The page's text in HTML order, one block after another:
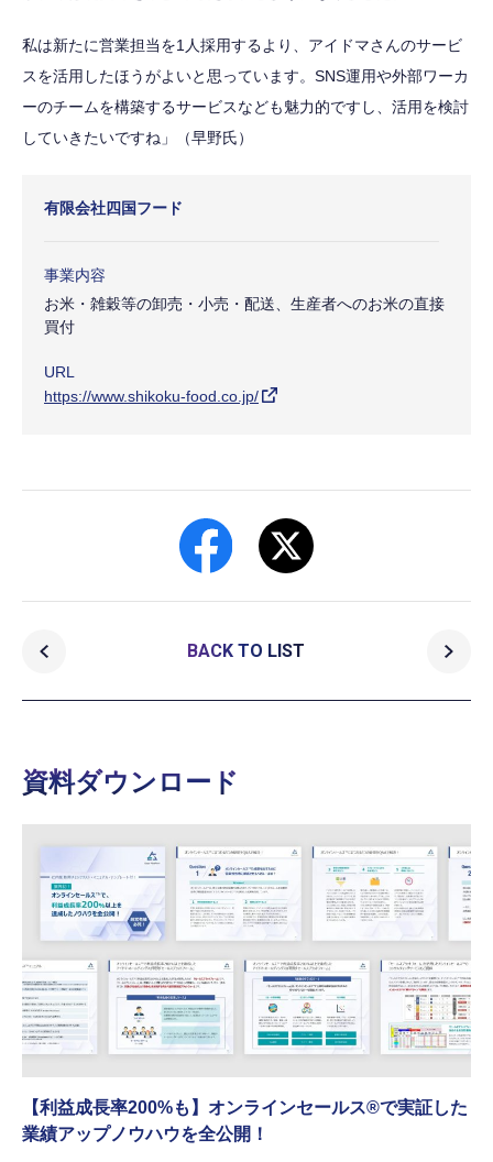
私は新たに営業担当を1人採用するより、アイドマさんのサービ
スを活用したほうがよいと思っています。SNS運用や外部ワーカ
ーのチームを構築するサービスなども魅力的ですし、活用を検討
していきたいですね」（早野氏）
有限会社四国フード
事業内容
お米・雑穀等の卸売・小売・配送、生産者へのお米の直接
買付
URL
https://www.shikoku-food.co.jp/
BACK TO LIST
資料ダウンロード
【利益成長率200%も】オンラインセールス®︎で実証した
業績アップノウハウを全公開！